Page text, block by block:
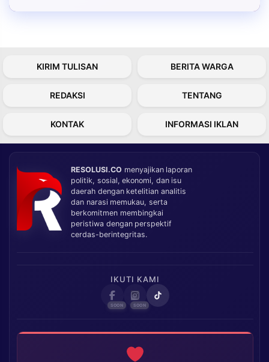
KIRIM TULISAN BERITA WARGA
REDAKSI TENTANG
KONTAK INFORMASI IKLAN
RESOLUSI.CO menyajikan laporan
politik, sosial, ekonomi, dan isu
daerah dengan ketelitian analitis
dan narasi memukau, serta
berkomitmen membingkai
peristiwa dengan perspektif
cerdas-berintegritas.
IKUTI KAMI